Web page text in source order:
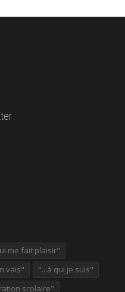
me fait plaisir"
vais"
"...à qui je suis"
scolaire"